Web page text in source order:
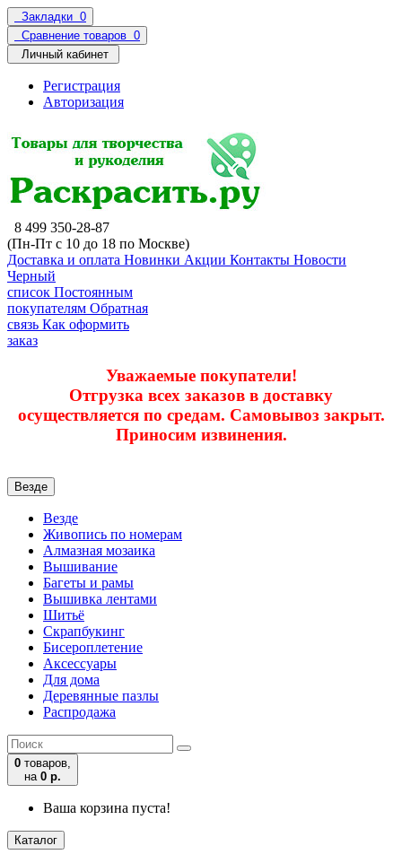
Закладки 0
Сравнение товаров 0
Личный кабинет
Регистрация
Авторизация
8 499 350-28-87
(Пн-Пт с 10 до 18 по Москве)
Доставка и оплата Новинки Акции Контакты Новости
Черный
список Постоянным
покупателям Обратная
связь Как оформить
заказ
Уважаемые покупатели!
Отгрузка всех заказов в доставку
осуществляется по средам. Самовывоз закрыт.
Приносим извинения.
Везде
Везде
Живопись по номерам
Алмазная мозаика
Вышивание
Багеты и рамы
Вышивка лентами
Шитьё
Скрапбукинг
Бисероплетение
Аксессуары
Для дома
Деревянные пазлы
Распродажа
0 товаров,
на 0 р.
Ваша корзина пуста!
Каталог